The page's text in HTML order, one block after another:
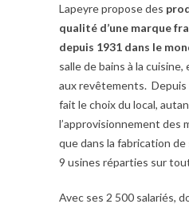
Lapeyre propose des
qualité d’une marque
depuis 1931 dans le
salle de bains à la
aux revêtements. Depuis
fait le choix du local,
l’approvisionnement des
que dans la fabrication
9 usines réparties sur
Avec ses 2 500 salariés,